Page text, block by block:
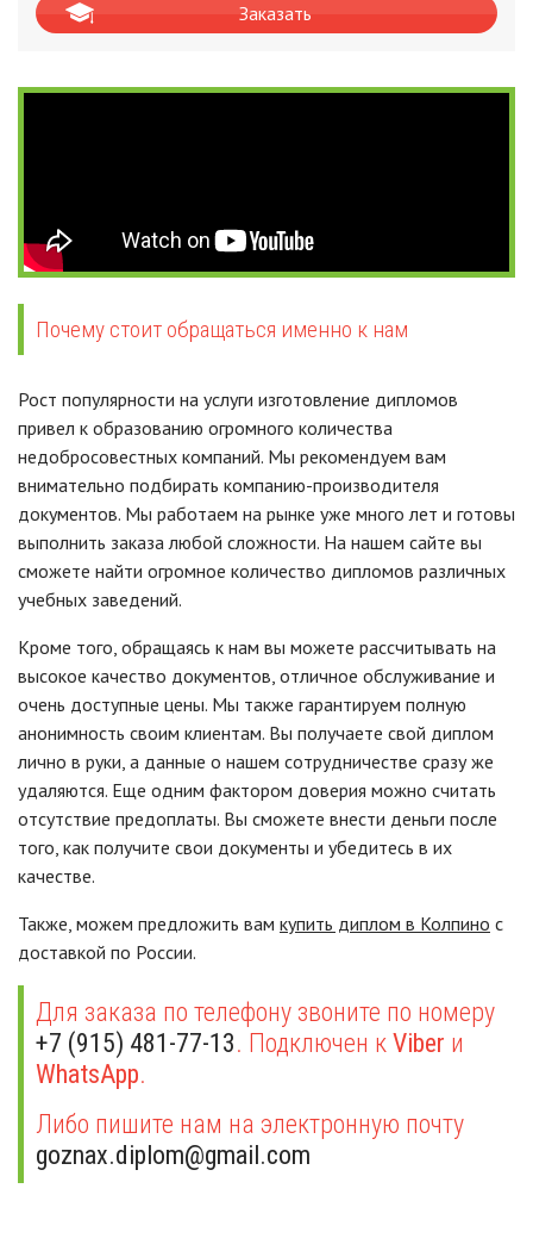
Заказать
Почему стоит обращаться именно к нам
Рост популярности на услуги изготовление дипломов
привел к образованию огромного количества
недобросовестных компаний. Мы рекомендуем вам
внимательно подбирать компанию-производителя
документов. Мы работаем на рынке уже много лет и готовы
выполнить заказа любой сложности. На нашем сайте вы
сможете найти огромное количество дипломов различных
учебных заведений.
Кроме того, обращаясь к нам вы можете рассчитывать на
высокое качество документов, отличное обслуживание и
очень доступные цены. Мы также гарантируем полную
анонимность своим клиентам. Вы получаете свой диплом
лично в руки, а данные о нашем сотрудничестве сразу же
удаляются. Еще одним фактором доверия можно считать
отсутствие предоплаты. Вы сможете внести деньги после
того, как получите свои документы и убедитесь в их
качестве.
Также, можем предложить вам купить диплом в Колпино с
доставкой по России.
Для заказа по телефону звоните по номеру
+7 (915) 481-77-13. Подключен к Viber и
WhatsApp.
Либо пишите нам на электронную почту
goznax.diplom@gmail.com